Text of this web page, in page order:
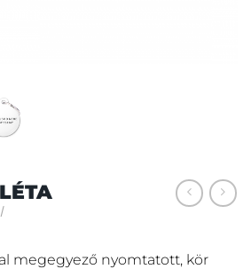
megegyező nyomtatott, kör